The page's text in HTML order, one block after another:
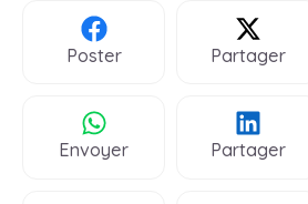
Poster Partager
Envoyer Partager